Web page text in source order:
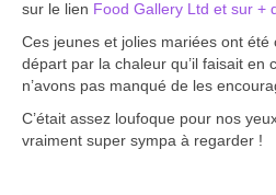
Commentaires récents
Archives des articles
Nuage d’étiquettes
Flux RSS : Les articles
sur le lien Food Gallery Ltd et sur +
Ces jeunes et jolies mariées ont
départ par la chaleur qu’il faisait en
n’avons pas manqué de les
C’était assez loufoque pour nos
vraiment super sympa à regarder !